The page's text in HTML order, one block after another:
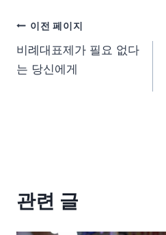
이전 페이지
비례대표제가 필요 없다
는 당신에게
관련 글